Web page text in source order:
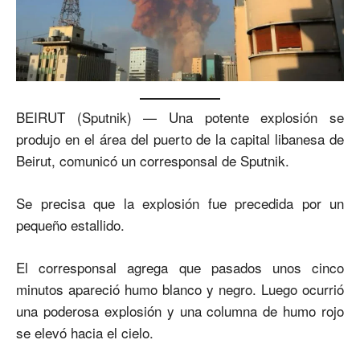
BEIRUT (Sputnik) — Una potente explosión se
produjo en el área del puerto de la capital libanesa de
Beirut, comunicó un corresponsal de Sputnik.
Se precisa que la explosión fue precedida por un
pequeño estallido.
El corresponsal agrega que pasados unos cinco
minutos apareció humo blanco y negro. Luego ocurrió
una poderosa explosión y una columna de humo rojo
se elevó hacia el cielo.